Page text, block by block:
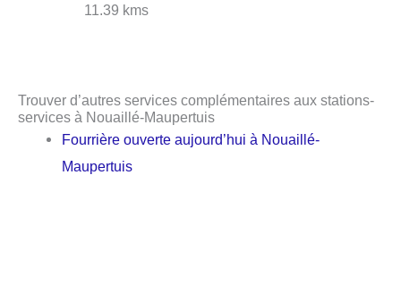
11.39 kms
Trouver d’autres services complémentaires aux stations-
services à Nouaillé-Maupertuis
Fourrière ouverte aujourd’hui à Nouaillé-
Maupertuis